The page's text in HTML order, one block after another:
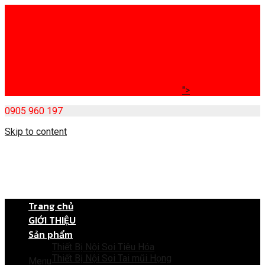
">
0905 960 197
Skip to content
Menu
Trang chủ
GIỚI THIỆU
Sản phẩm
Thiết Bị Nội Soi Tiêu Hóa
Thiết Bị Nội Soi Tai mũi Họng